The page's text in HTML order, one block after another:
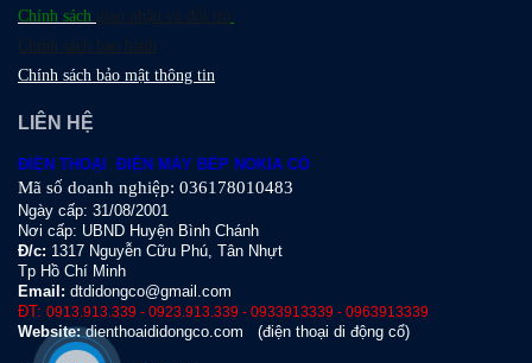
Chính sách giao nhận và đổi trả
Chính sách bảo hành
Chính sách bảo mật thông tin
LIÊN HỆ
ĐIỆN THOẠI ĐIỆN MÁY BẾP NOKIA CỔ
Mã số doanh nghiệp: 036178010483
Ngày cấp: 31/08/2001
Nơi cấp: UBND Huyện Bình Chánh
Đ/c: 1317 Nguyễn Cữu Phú, Tân Nhựt
Tp Hồ Chí Minh
Email: dtdidongco@gmail.com
ĐT: 0913.913.339 - 0923.913.339 - 0933913339 - 0963913339
Website:dienthoaididongco.com (điện thoại di động cổ)